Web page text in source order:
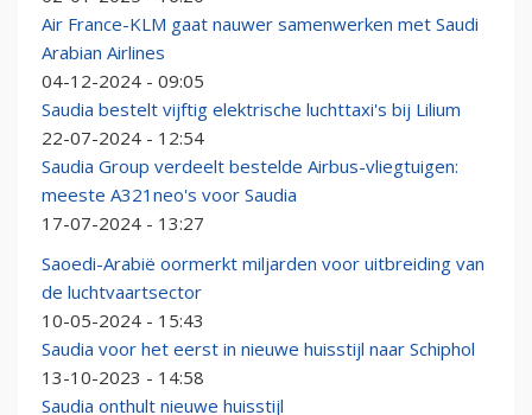
Air France-KLM gaat nauwer samenwerken met Saudi
Arabian Airlines
04-12-2024 - 09:05
Saudia bestelt vijftig elektrische luchttaxi's bij Lilium
22-07-2024 - 12:54
Saudia Group verdeelt bestelde Airbus-vliegtuigen:
meeste A321neo's voor Saudia
17-07-2024 - 13:27
Saoedi-Arabië oormerkt miljarden voor uitbreiding van
de luchtvaartsector
10-05-2024 - 15:43
Saudia voor het eerst in nieuwe huisstijl naar Schiphol
13-10-2023 - 14:58
Saudia onthult nieuwe huisstijl